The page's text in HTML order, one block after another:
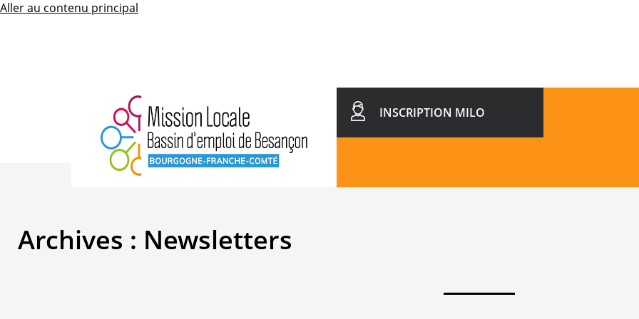
Aller au contenu principal
INSCRIPTION MILO
Archives : Newsletters